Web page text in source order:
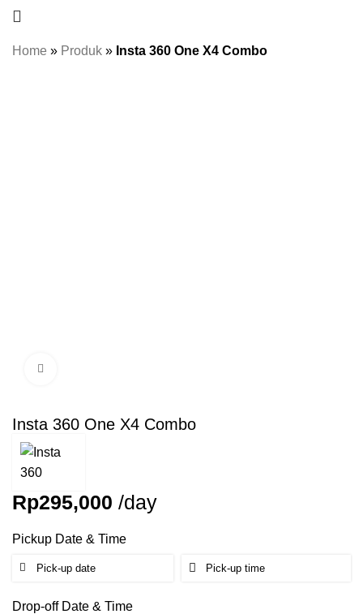
Home » Produk » Insta 360 One X4 Combo
Insta 360 One X4 Combo
Rp295,000 /day
Pickup Date & Time
Drop-off Date & Time